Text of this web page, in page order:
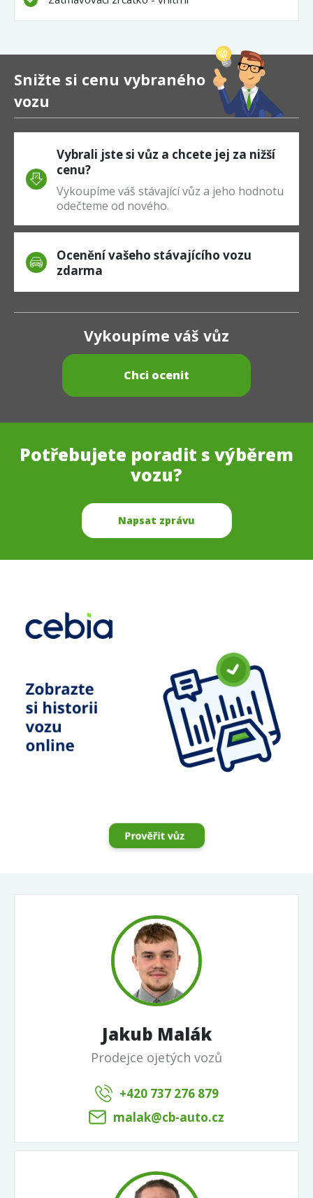
Snižte si cenu vybraného
vozu
Vybrali jste si vůz a chcete jej za nižší
cenu?
Vykoupíme váš stávající vůz a jeho hodnotu
odečteme od nového.
Ocenění vašeho stávajícího vozu
zdarma
Vykoupíme váš vůz
Chci ocenit
Potřebujete poradit s výběrem
vozu?
Napsat zprávu
Jakub Malák
Prodejce ojetých vozů
+420 737 276 879
malak@cb-auto.cz